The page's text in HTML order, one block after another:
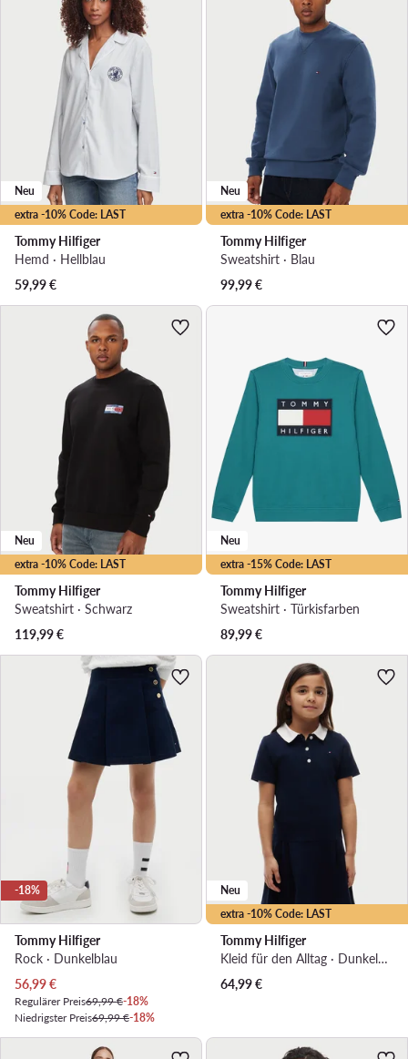
extra -10% Code: LAST
Neu
Tommy Hilfiger
Hemd · Hellblau
59,99€
extra -10% Code: LAST
Neu
Tommy Hilfiger
Sweatshirt · Blau
99,99€
extra -10% Code: LAST
Neu
Tommy Hilfiger
Sweatshirt · Schwarz
119,99€
extra -15% Code: LAST
Neu
Tommy Hilfiger
Sweatshirt · Türkisfarben
89,99€
-18%
Tommy Hilfiger
Rock · Dunkelblau
Aktueller Preis
56,99€
Regulärer Preis69,99 €-18%
Niedrigster Preis69,99 €-18%
extra -10% Code: LAST
Neu
Tommy Hilfiger
Kleid für den Alltag · Dunkelblau
64,99€